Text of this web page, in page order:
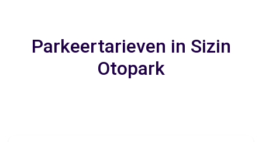
Parkeertarieven in Sizin
Otopark